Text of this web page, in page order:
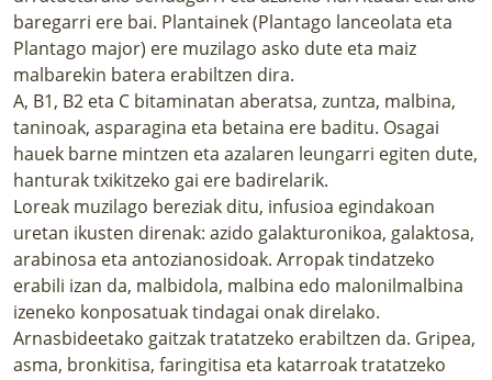
baregarri ere bai. Plantainek (Plantago lanceolata eta
Plantago major) ere muzilago asko dute eta maiz
malbarekin batera erabiltzen dira.
A, B1, B2 eta C bitaminatan aberatsa, zuntza, malbina,
taninoak, asparagina eta betaina ere baditu. Osagai
hauek barne mintzen eta azalaren leungarri egiten dute,
hanturak txikitzeko gai ere badirelarik.
Loreak muzilago bereziak ditu, infusioa egindakoan
uretan ikusten direnak: azido galakturonikoa, galaktosa,
arabinosa eta antozianosidoak. Arropak tindatzeko
erabili izan da, malbidola, malbina edo malonilmalbina
izeneko konposatuak tindagai onak direlako.
Arnasbideetako gaitzak tratatzeko erabiltzen da. Gripea,
asma, bronkitisa, faringitisa eta katarroak tratatzeko